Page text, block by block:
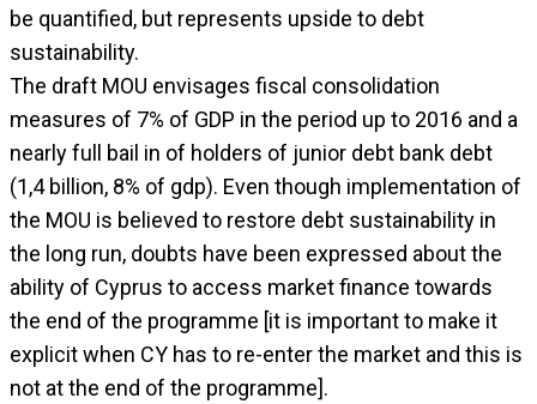
be quantified, but represents upside to debt
sustainability.
The draft MOU envisages fiscal consolidation
measures of 7% of GDP in the period up to 2016 and a
nearly full bail in of holders of junior debt bank debt
(1,4 billion, 8% of gdp). Even though implementation of
the MOU is believed to restore debt sustainability in
the long run, doubts have been expressed about the
ability of Cyprus to access market finance towards
the end of the programme [it is important to make it
explicit when CY has to re-enter the market and this is
not at the end of the programme].